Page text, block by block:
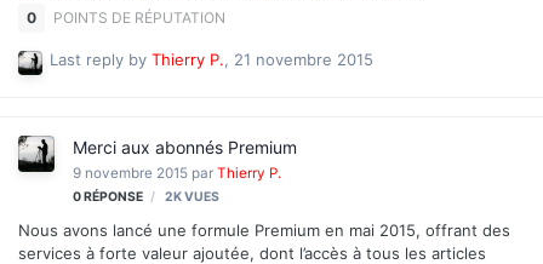
Last reply by Thierry P., 21 novembre 2015
0 POINTS DE RÉPUTATION
Merci aux abonnés Premium
9 novembre 2015 par Thierry P.
0RÉPONSE 2KVUES
Nous avons lancé une formule Premium en mai 2015, offrant des
services à forte valeur ajoutée, dont l’accès à tous les articles